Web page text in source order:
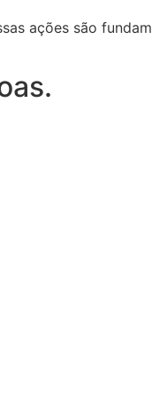
ações são